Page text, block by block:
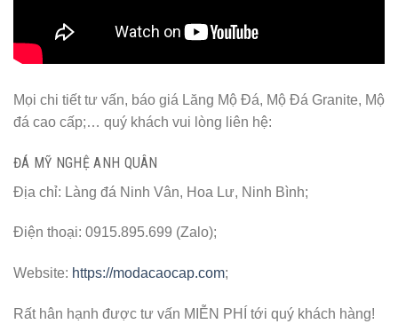
Mọi chi tiết tư vấn, báo giá Lăng Mộ Đá, Mộ Đá Granite, Mộ
đá cao cấp;… quý khách vui lòng liên hệ:
ĐÁ MỸ NGHỆ ANH QUÂN
Địa chỉ: Làng đá Ninh Vân, Hoa Lư, Ninh Bình;
Điện thoại: 0915.895.699 (Zalo);
Website: https://modacaocap.com;
Rất hân hạnh được tư vấn MIỄN PHÍ tới quý khách hàng!